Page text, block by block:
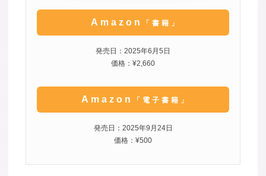
Amazon 「書籍」
発売日：2025年6月5日
価格：¥2,660
Amazon 「電子書籍」
発売日：2025年9月24日
価格：¥500